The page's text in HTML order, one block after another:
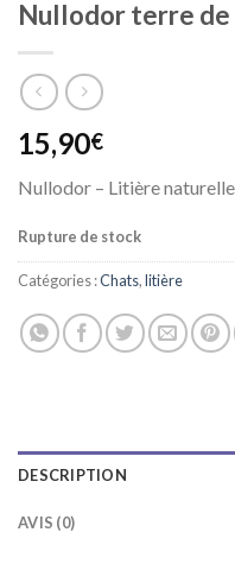
Nullodor terre
15,90€
Nullodor – Litière
Rupture de stock
Catégories :Chats,litière
DESCRIPTION
AVIS (0)